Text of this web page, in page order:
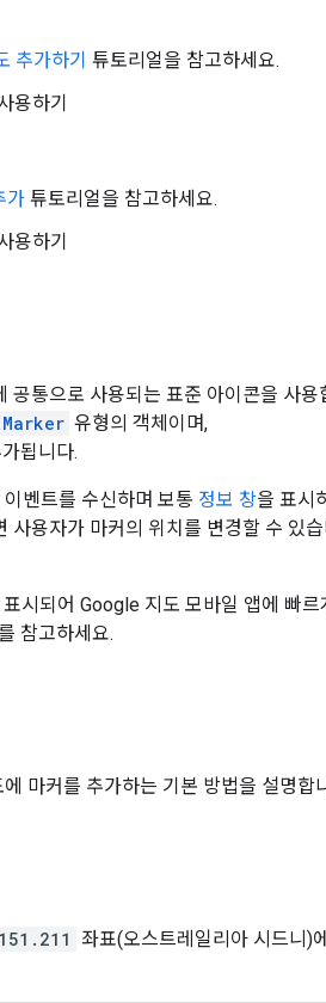
추가하기 튜토리얼을 참고하세요.
용하기
가 튜토리얼을 참고하세요.
용하기
공통으로 사용되는 표준 아이콘을 사용
Marker 유형의 객체이며,
됩니다.
이벤트를 수신하며 보통 정보 창을 표시
사용자가 마커의 위치를 변경할 수 있
시되어 Google 지도 모바일 앱에 빠
참고하세요.
마커를 추가하는 기본 방법을 설명합
좌표(오스트레일리아 시드니)